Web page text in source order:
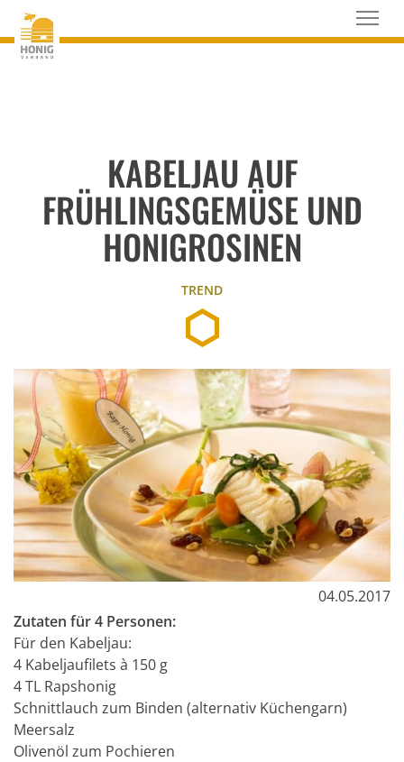
KABELJAU AUF
FRÜHLINGSGEMÜSE UND
HONIGROSINEN
TREND
04.05.2017
Zutaten für 4 Personen:
Für den Kabeljau:
4 Kabeljaufilets à 150 g
4 TL Rapshonig
Schnittlauch zum Binden (alternativ Küchengarn)
Meersalz
Olivenöl zum Pochieren